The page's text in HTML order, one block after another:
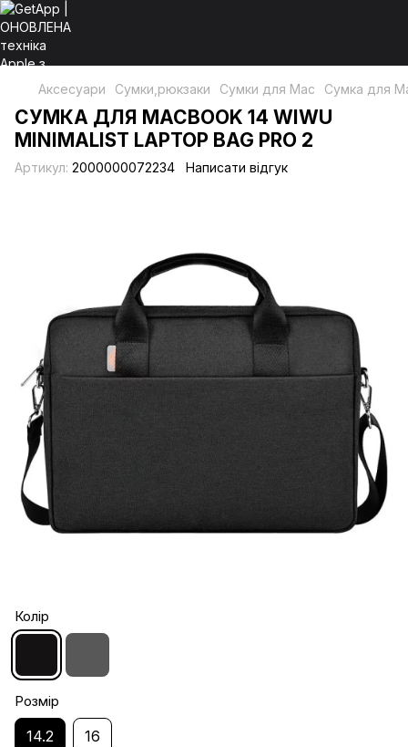
Аксесуари Сумки,рюкзаки Сумки для Mac Сумка для
СУМКА ДЛЯ MACBOOK 14 WIWU
MINIMALIST LAPTOP BAG PRO 2
Артикул: 2000000072234 Написати відгук
Колір
Розмір
14.2 16